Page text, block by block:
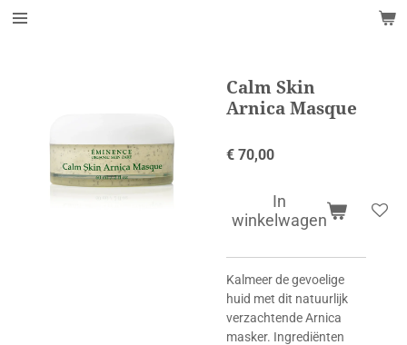
Ga
Calm Skin
Arnica Masque
€ 70,00
In
winkelwagen
Kalmeer de gevoelige
huid met dit natuurlijk
verzachtende Arnica
masker. Ingrediënten